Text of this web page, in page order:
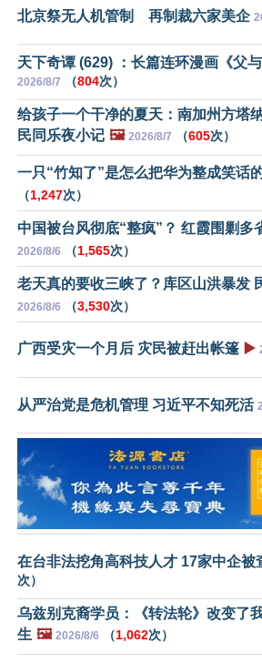
北京祭无人机管制 再制裁六家美企
天下奇谭 (629) ：长篇连环漫画《父
2026/8/7 （804次）
给孩子一个干净的夏天：南加州方塔
民同乐夜小记 🖼️ 2026/8/7 （605次）
一只“竹知了”是怎么把华为整成笑话
（1,247次）
中国被台风彻底“整疯”？ 红霞围剿多
2026/8/6 （1,565次）
老天真的要收三峡了？库区山洪暴发
2026/8/6 （3,530次）
广西受灾一个月后 灾民被赶出帐篷 ▶️
从严治党是危机管理 习近平不知死活
在台非法挖角高科技人才 17家中企被
次）
乌兹别克裔学员：《转法轮》改变了
生 🖼️ 2026/8/6 （1,062次）